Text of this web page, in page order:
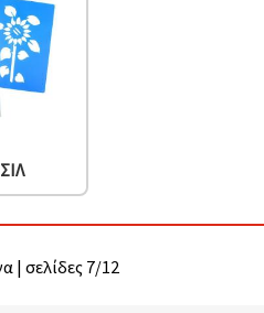
| σελίδες 7/12